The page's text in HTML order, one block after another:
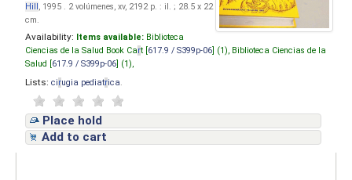
Hill, 1995 . 2 volúmenes, xv, 2192 p. : il. ; 28.5 x 22
cm.
Availability: Items available: Biblioteca
Ciencias de la Salud Book Cart [ 617.9 / S399p-06 ] (1), Biblioteca Ciencias de la
Salud [ 617.9 / S399p-06 ] (1),
Lists: cirugia pediatrica
Place hold
Add to cart